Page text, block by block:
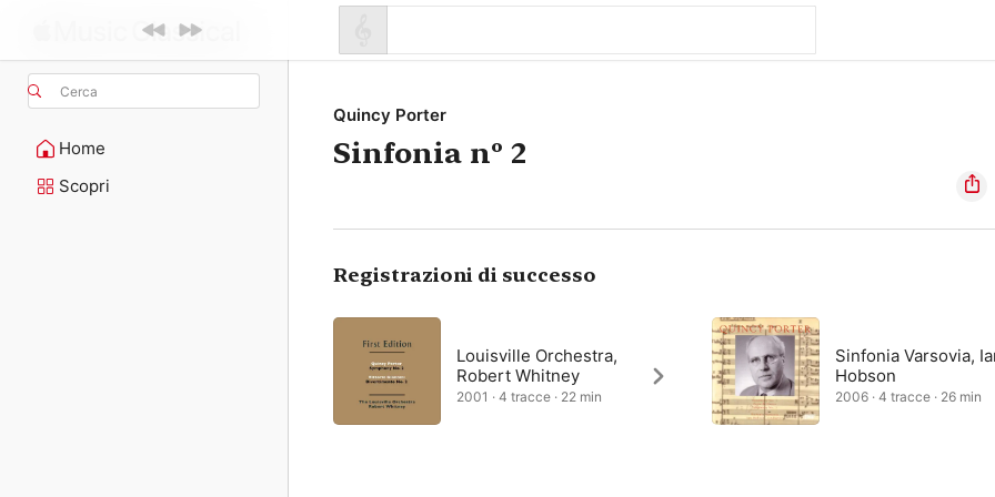
Cerca
Home
Scopri
Quincy Porter
Sinfonia nº 2
Registrazioni di successo
Louisville Orchestra,
Robert Whitney
2001 · 4 tracce · 22 min
Sinfonia Varsovia,
Hobson
2006 · 4 tracce · 26 min